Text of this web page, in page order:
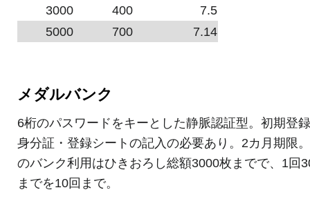
3000
400
7.5
5000
700 7.14
メダルバンク
6桁のパスワードをキーとした静脈認証型。初期登
身分証・登録シートの記入の必要あり。2カ月期限
のバンク利用はひきおろし総額3000枚までで、1回
までを10回まで。